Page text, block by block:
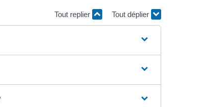
Tout replier Tout déplier